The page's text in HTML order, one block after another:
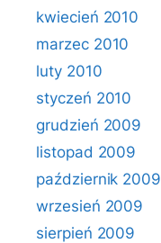
kwiecień 2010
marzec 2010
luty 2010
styczeń 2010
grudzień 2009
listopad 2009
październik 2009
wrzesień 2009
sierpień 2009